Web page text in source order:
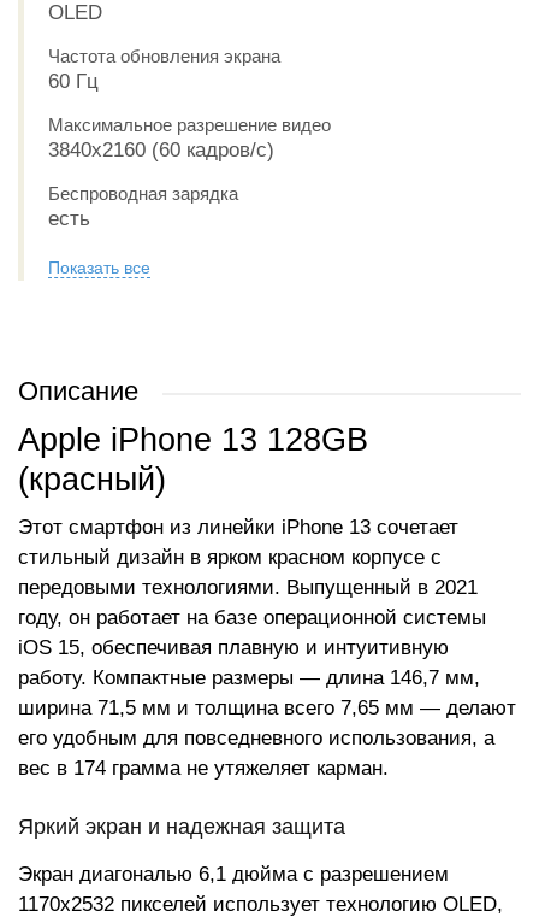
OLED
Частота обновления экрана
60 Гц
Максимальное разрешение видео
3840x2160 (60 кадров/с)
Беспроводная зарядка
есть
Показать все
Описание
Apple iPhone 13 128GB
(красный)
Этот смартфон из линейки iPhone 13 сочетает
стильный дизайн в ярком красном корпусе с
передовыми технологиями. Выпущенный в 2021
году, он работает на базе операционной системы
iOS 15, обеспечивая плавную и интуитивную
работу. Компактные размеры — длина 146,7 мм,
ширина 71,5 мм и толщина всего 7,65 мм — делают
его удобным для повседневного использования, а
вес в 174 грамма не утяжеляет карман.
Яркий экран и надежная защита
Экран диагональю 6,1 дюйма с разрешением
1170x2532 пикселей использует технологию OLED,